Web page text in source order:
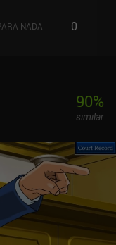
NADA 0
90%
similar